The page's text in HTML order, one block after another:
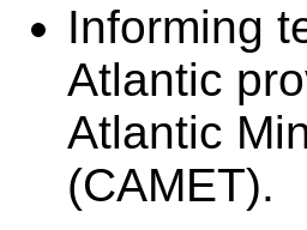
Informing
Atlantic
Atlantic
(CAMET).